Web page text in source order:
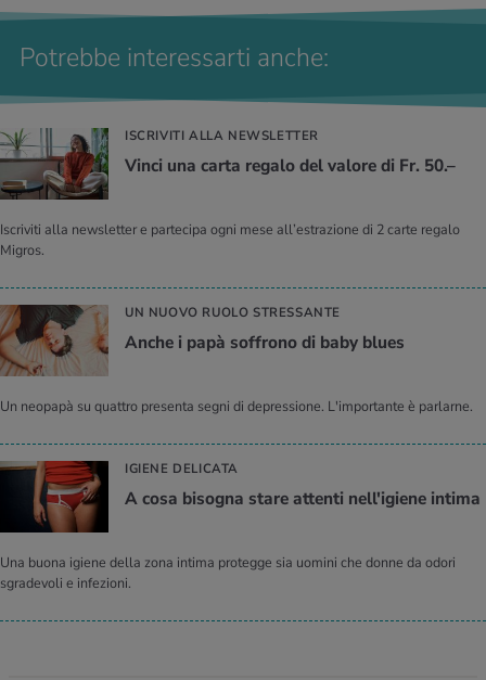
Potrebbe interessarti anche:
ISCRIVITI ALLA NEWSLETTER
Vinci una carta regalo del valore di Fr. 50.–
Iscriviti alla newsletter e partecipa ogni mese all’estrazione di 2 carte regalo
Migros.
UN NUOVO RUOLO STRESSANTE
Anche i papà soffrono di baby blues
Un neopapà su quattro presenta segni di depressione. L'importante è parlarne.
IGIENE DELICATA
A cosa bisogna stare attenti nell'igiene intima
Una buona igiene della zona intima protegge sia uomini che donne da odori
sgradevoli e infezioni.